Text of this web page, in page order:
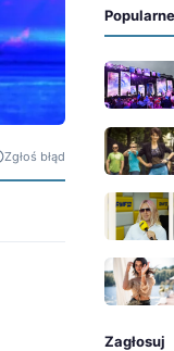
Zgłoś błąd
Zagłosuj